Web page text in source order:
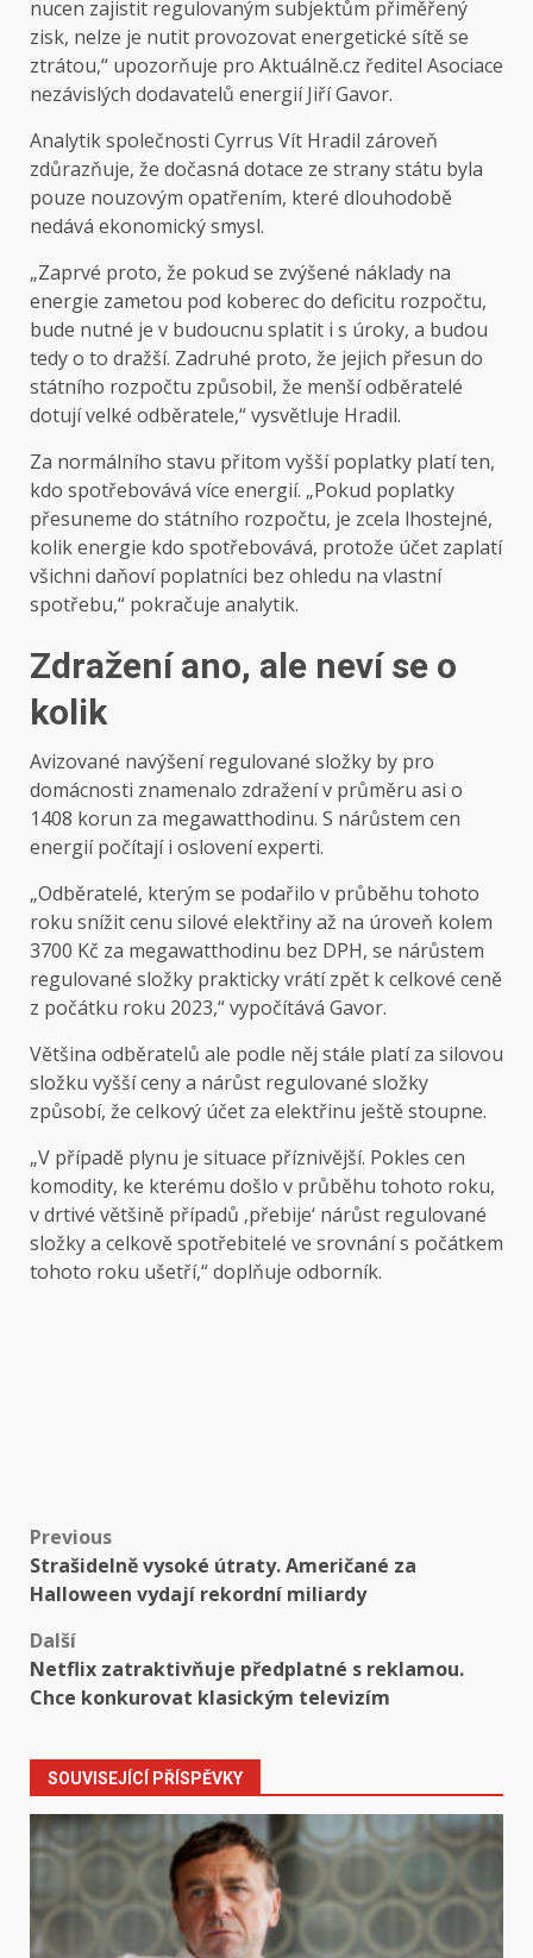
nucen zajistit regulovaným subjektům přiměřený
zisk, nelze je nutit provozovat energetické sítě se
ztrátou,“ upozorňuje pro Aktuálně.cz ředitel Asociace
nezávislých dodavatelů energií Jiří Gavor.
Analytik společnosti Cyrrus Vít Hradil zároveň
zdůrazňuje, že dočasná dotace ze strany státu byla
pouze nouzovým opatřením, které dlouhodobě
nedává ekonomický smysl.
„Zaprvé proto, že pokud se zvýšené náklady na
energie zametou pod koberec do deficitu rozpočtu,
bude nutné je v budoucnu splatit i s úroky, a budou
tedy o to dražší. Zadruhé proto, že jejich přesun do
státního rozpočtu způsobil, že menší odběratelé
dotují velké odběratele,“ vysvětluje Hradil.
Za normálního stavu přitom vyšší poplatky platí ten,
kdo spotřebovává více energií. „Pokud poplatky
přesuneme do státního rozpočtu, je zcela lhostejné,
kolik energie kdo spotřebovává, protože účet zaplatí
všichni daňoví poplatníci bez ohledu na vlastní
spotřebu,“ pokračuje analytik.
Zdražení ano, ale neví se o
kolik
Avizované navýšení regulované složky by pro
domácnosti znamenalo zdražení v průměru asi o
1408 korun za megawatthodinu. S nárůstem cen
energií počítají i oslovení experti.
„Odběratelé, kterým se podařilo v průběhu tohoto
roku snížit cenu silové elektřiny až na úroveň kolem
3700 Kč za megawatthodinu bez DPH, se nárůstem
regulované složky prakticky vrátí zpět k celkové ceně
z počátku roku 2023,“ vypočítává Gavor.
Většina odběratelů ale podle něj stále platí za silovou
složku vyšší ceny a nárůst regulované složky
způsobí, že celkový účet za elektřinu ještě stoupne.
„V případě plynu je situace příznivější. Pokles cen
komodity, ke kterému došlo v průběhu tohoto roku,
v drtivé většině případů ‚přebije‘ nárůst regulované
složky a celkově spotřebitelé ve srovnání s počátkem
tohoto roku ušetří,“ doplňuje odborník.
Post
navigation
Previous
Strašidelně vysoké útraty. Američané za
Halloween vydají rekordní miliardy
Další
Netflix zatraktivňuje předplatné s reklamou.
Chce konkurovat klasickým televizím
SOUVISEJÍCÍ PŘÍSPĚVKY